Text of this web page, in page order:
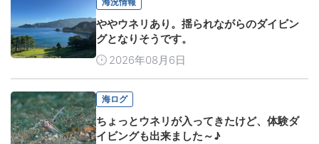
ややウネリあり。揺られながらのダイビン
グとなりそうです。
2026年08月6日
海ログ
ちょっとウネリが入ってきたけど、体験ダ
イビングも出来ました～♪